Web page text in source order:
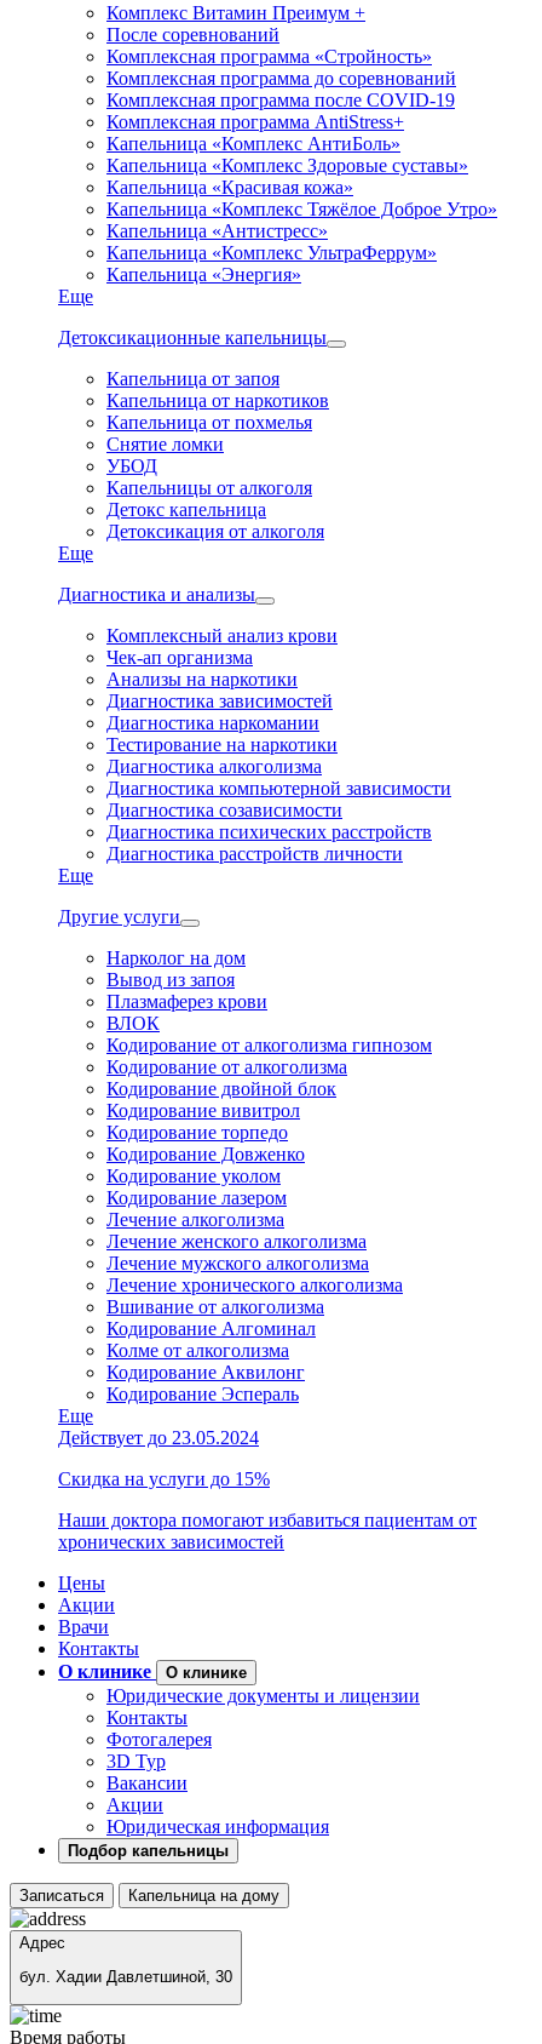
Комплекс Витамин Преимум +
После соревнований
Комплексная программа «Стройность»
Комплексная программа до соревнований
Комплексная программа после COVID-19
Комплексная программа AntiStress+
Капельница «Комплекс АнтиБоль»
Капельница «Комплекс Здоровые суставы»
Капельница «Красивая кожа»
Капельница «Комплекс Тяжёлое Доброе Утро»
Капельница «Антистресс»
Капельница «Комплекс УльтраФеррум»
Капельница «Энергия»
Еще
Детоксикационные капельницы
Капельница от запоя
Капельница от наркотиков
Капельница от похмелья
Снятие ломки
УБОД
Капельницы от алкоголя
Детокс капельница
Детоксикация от алкоголя
Еще
Диагностика и анализы
Комплексный анализ крови
Чек-ап организма
Анализы на наркотики
Диагностика зависимостей
Диагностика наркомании
Тестирование на наркотики
Диагностика алкоголизма
Диагностика компьютерной зависимости
Диагностика созависимости
Диагностика психических расстройств
Диагностика расстройств личности
Еще
Другие услуги
Нарколог на дом
Вывод из запоя
Плазмаферез крови
ВЛОК
Кодирование от алкоголизма гипнозом
Кодирование от алкоголизма
Кодирование двойной блок
Кодирование вивитрол
Кодирование торпедо
Кодирование Довженко
Кодирование уколом
Кодирование лазером
Лечение алкоголизма
Лечение женского алкоголизма
Лечение мужского алкоголизма
Лечение хронического алкоголизма
Вшивание от алкоголизма
Кодирование Алгоминал
Колме от алкоголизма
Кодирование Аквилонг
Кодирование Эспераль
Еще
Действует до 23.05.2024
Скидка на услуги до 15%
Наши доктора помогают избавиться пациентам от
хронических зависимостей
Цены
Акции
Врачи
Контакты
О клинике
О клинике
Юридические документы и лицензии
Контакты
Фотогалерея
3D Тур
Вакансии
Акции
Юридическая информация
Подбор капельницы
Записаться Капельница на дому
Адрес
бул. Хадии Давлетшиной, 30
Время работы